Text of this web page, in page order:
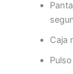
Caja